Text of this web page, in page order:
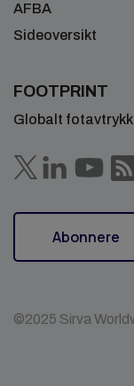
AFBA
Sideoversikt
FOOTPRINT
Globalt fotavtrykk
Abonnere
©2025 Sirva